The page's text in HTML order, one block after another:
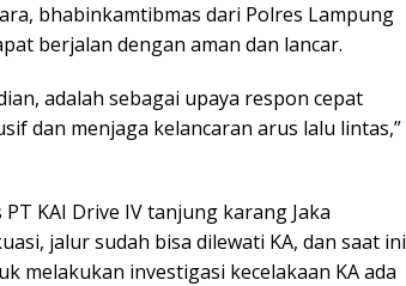
bhabinkamtibmas dari Polres Lampung
berjalan dengan aman dan lancar.
adalah sebagai upaya respon cepat
dan menjaga kelancaran arus lalu lintas,”
KAI Drive IV tanjung karang Jaka
jalur sudah bisa dilewati KA, dan saat ini
melakukan investigasi kecelakaan KA ada